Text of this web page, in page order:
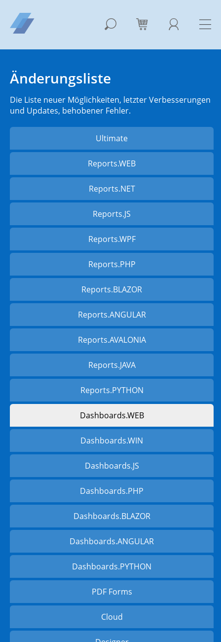
Änderungsliste
Die Liste neuer Möglichkeiten, letzter Verbesserungen
und Updates, behobener Fehler.
Ultimate
Reports.WEB
Reports.NET
Reports.JS
Reports.WPF
Reports.PHP
Reports.BLAZOR
Reports.ANGULAR
Reports.AVALONIA
Reports.JAVA
Reports.PYTHON
Dashboards.WEB
Dashboards.WIN
Dashboards.JS
Dashboards.PHP
Dashboards.BLAZOR
Dashboards.ANGULAR
Dashboards.PYTHON
PDF Forms
Cloud